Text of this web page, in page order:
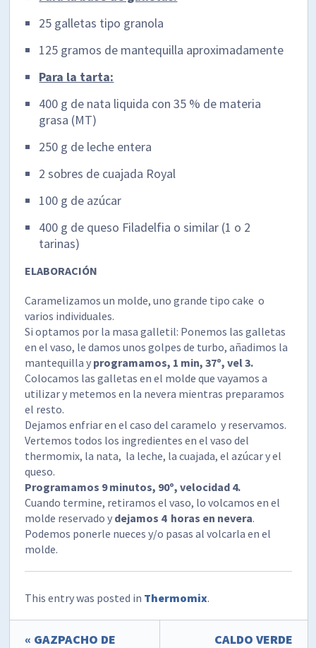
25 galletas tipo granola
125 gramos de mantequilla aproximadamente
Para la tarta:
400 g de nata liquida con 35 % de materia
grasa (MT)
250 g de leche entera
2 sobres de cuajada Royal
100 g de azúcar
400 g de queso Filadelfia o similar (1 o 2
tarinas)
ELABORACIÓN
Caramelizamos un molde, uno grande tipo cake o
varios individuales.
Si optamos por la masa galletil: Ponemos las galletas
en el vaso, le damos unos golpes de turbo, añadimos la
mantequilla y programamos, 1 min, 37º, vel 3.
Colocamos las galletas en el molde que vayamos a
utilizar y metemos en la nevera mientras preparamos
el resto.
Dejamos enfriar en el caso del caramelo y reservamos.
Vertemos todos los ingredientes en el vaso del
thermomix, la nata, la leche, la cuajada, el azúcar y el
queso.
Programamos 9 minutos, 90º, velocidad 4.
Cuando termine, retiramos el vaso, lo volcamos en el
molde reservado y dejamos 4 horas en nevera.
Podemos ponerle nueces y/o pasas al volcarla en el
molde.
This entry was posted in Thermomix.
« GAZPACHO DE
CALDO VERDE